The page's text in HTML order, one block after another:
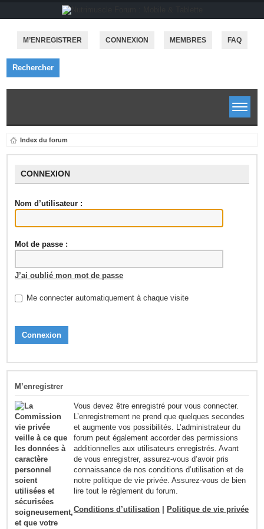
M’ENREGISTRER CONNEXION MEMBRES FAQ
Rechercher
Index du forum
CONNEXION
Nom d’utilisateur :
Mot de passe :
J’ai oublié mon mot de passe
Me connecter automatiquement à chaque visite
M’enregistrer
Vous devez être enregistré pour vous connecter.
L’enregistrement ne prend que quelques secondes
et augmente vos possibilités. L’administrateur du
forum peut également accorder des permissions
additionnelles aux utilisateurs enregistrés. Avant
de vous enregistrer, assurez-vous d’avoir pris
connaissance de nos conditions d’utilisation et de
notre politique de vie privée. Assurez-vous de bien
lire tout le règlement du forum.
Conditions d’utilisation Politique de vie privée